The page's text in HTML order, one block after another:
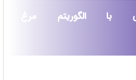
با الگوریتم مرغ